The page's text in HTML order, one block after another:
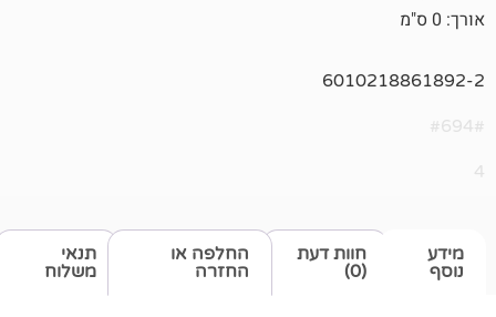
תנאי
משלוח
חוות דעת
החלפה או
החזרה